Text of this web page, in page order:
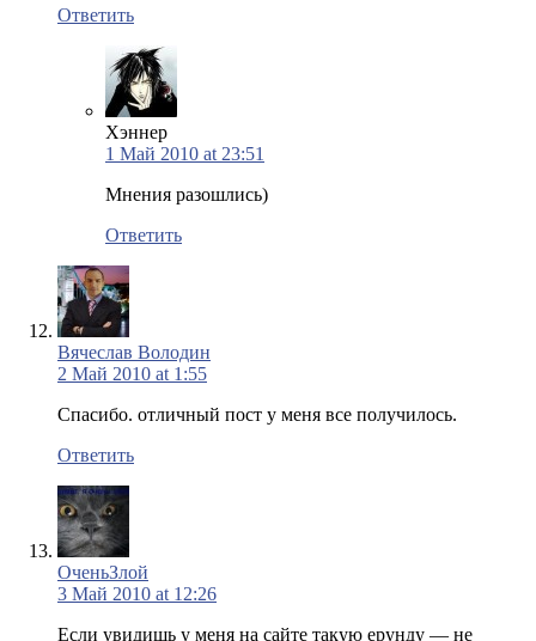
Ответить
Хэннер
1 Май 2010 at 23:51
Мнения разошлись)
Ответить
Вячеслав Володин
2 Май 2010 at 1:55
Спасибо. отличный пост у меня все получилось.
Ответить
ОченьЗлой
3 Май 2010 at 12:26
Если увидишь у меня на сайте такую ерунду — не